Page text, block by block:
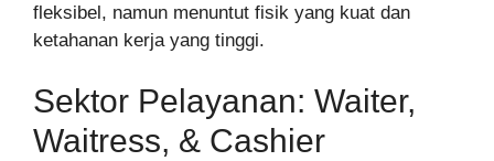
fleksibel, namun menuntut fisik yang kuat dan
ketahanan kerja yang tinggi.
Sektor Pelayanan: Waiter,
Waitress, & Cashier